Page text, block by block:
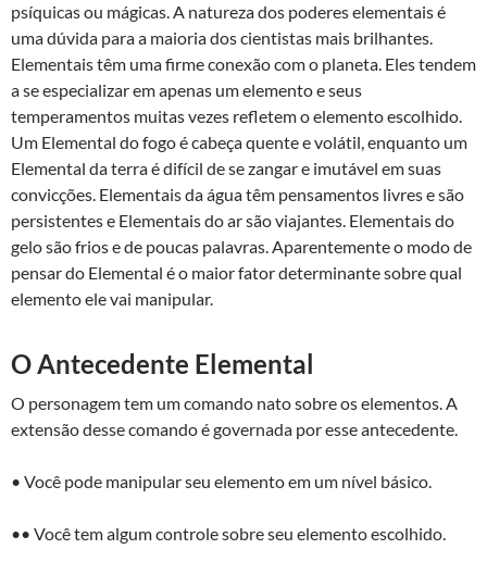
psíquicas ou mágicas. A natureza dos poderes elementais é
uma dúvida para a maioria dos cientistas mais brilhantes.
Elementais têm uma firme conexão com o planeta. Eles tendem
a se especializar em apenas um elemento e seus
temperamentos muitas vezes refletem o elemento escolhido.
Um Elemental do fogo é cabeça quente e volátil, enquanto um
Elemental da terra é difícil de se zangar e imutável em suas
convicções. Elementais da água têm pensamentos livres e são
persistentes e Elementais do ar são viajantes. Elementais do
gelo são frios e de poucas palavras. Aparentemente o modo de
pensar do Elemental é o maior fator determinante sobre qual
elemento ele vai manipular.
O Antecedente Elemental
O personagem tem um comando nato sobre os elementos. A
extensão desse comando é governada por esse antecedente.
• Você pode manipular seu elemento em um nível básico.
•• Você tem algum controle sobre seu elemento escolhido.